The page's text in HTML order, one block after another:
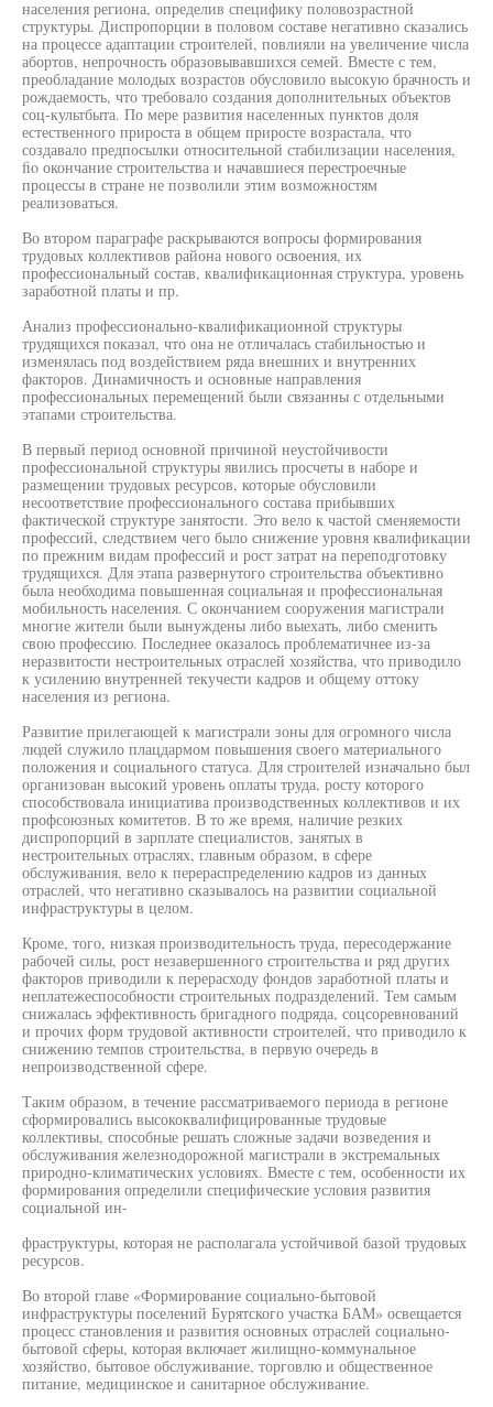
населения региона, определив специфику половозрастной
структуры. Диспропорции в половом составе негативно сказались
на процессе адаптации строителей, повлияли на увеличение числа
абортов, непрочность образовывавшихся семей. Вместе с тем,
преобладание молодых возрастов обусловило высокую брачность и
рождаемость, что требовало создания дополнительных объектов
соц-культбыта. По мере развития населенных пунктов доля
естественного прироста в общем приросте возрастала, что
создавало предпосылки относительной стабилизации населения,
fio окончание строительства и начавшиеся перестроечные
процессы в стране не позволили этим возможностям
реализоваться.
Во втором параграфе раскрываются вопросы формирования
трудовых коллективов района нового освоения, их
профессиональный состав, квалификационная структура, уровень
заработной платы и пр.
Анализ профессионально-квалификационной структуры
трудящихся показал, что она не отличалась стабильностью и
изменялась под воздействием ряда внешних и внутренних
факторов. Динамичность и основные направления
профессиональных перемещений были связанны с отдельными
этапами строительства.
В первый период основной причиной неустойчивости
профессиональной структуры явились просчеты в наборе и
размещении трудовых ресурсов, которые обусловили
несоответствие профессионального состава прибывших
фактической структуре занятости. Это вело к частой сменяемости
профессий, следствием чего было снижение уровня квалификации
по прежним видам профессий и рост затрат на переподготовку
трудящихся. Для этапа развернутого строительства объективно
была необходима повышенная социальная и профессиональная
мобильность населения. С окончанием сооружения магистрали
многие жители были вынуждены либо выехать, либо сменить
свою профессию. Последнее оказалось проблематичнее из-за
неразвитости нестроительных отраслей хозяйства, что приводило
к усилению внутренней текучести кадров и общему оттоку
населения из региона.
Развитие прилегающей к магистрали зоны для огромного числа
людей служило плацдармом повышения своего материального
положения и социального статуса. Для строителей изначально был
организован высокий уровень оплаты труда, росту которого
способствовала инициатива производственных коллективов и их
профсоюзных комитетов. В то же время, наличие резких
диспропорций в зарплате специалистов, занятых в
нестроительных отраслях, главным образом, в сфере
обслуживания, вело к перераспределению кадров из данных
отраслей, что негативно сказывалось на развитии социальной
инфраструктуры в целом.
Кроме, того, низкая производительность труда, пересодержание
рабочей силы, рост незавершенного строительства и ряд других
факторов приводили к перерасходу фондов заработной платы и
неплатежеспособности строительных подразделений. Тем самым
снижалась эффективность бригадного подряда, соцсоревнований
и прочих форм трудовой активности строителей, что приводило к
снижению темпов строительства, в первую очередь в
непроизводственной сфере.
Таким образом, в течение рассматриваемого периода в регионе
сформировались высококвалифицированные трудовые
коллективы, способные решать сложные задачи возведения и
обслуживания железнодорожной магистрали в экстремальных
природно-климатических условиях. Вместе с тем, особенности их
формирования определили специфические условия развития
социальной ин-
фраструктуры, которая не располагала устойчивой базой трудовых
ресурсов.
Во второй главе «Формирование социально-бытовой
инфраструктуры поселений Бурятского участка БАМ» освещается
процесс становления и развития основных отраслей социально-
бытовой сферы, которая включает жилищно-коммунальное
хозяйство, бытовое обслуживание, торговлю и общественное
питание, медицинское и санитарное обслуживание.